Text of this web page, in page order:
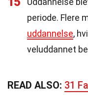
periode. Flere
uddannelse,
veluddannet
READ ALSO: 31